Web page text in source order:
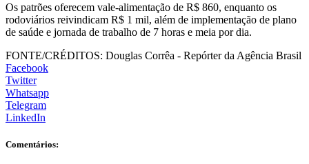
Os patrões oferecem vale-alimentação de R$ 860, enquanto os
rodoviários reivindicam R$ 1 mil, além de implementação de plano
de saúde e jornada de trabalho de 7 horas e meia por dia.
FONTE/CRÉDITOS: Douglas Corrêa - Repórter da Agência Brasil
Facebook
Twitter
Whatsapp
Telegram
LinkedIn
Comentários: